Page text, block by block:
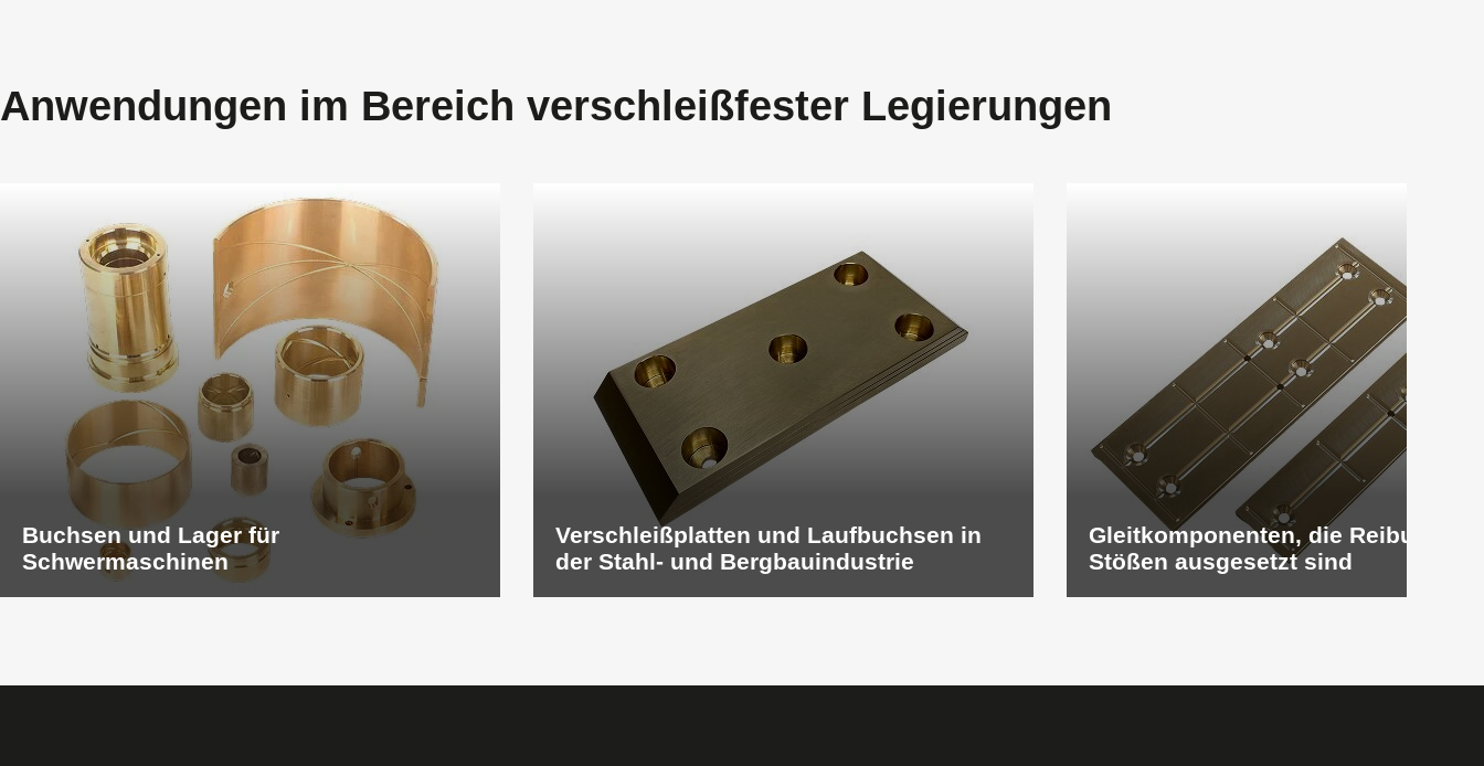
Anwendungen im Bereich verschleißfester Legierungen
Buchsen und Lager für
Schwermaschinen
Verschleißplatten und Laufbuchsen in
der Stahl- und Bergbauindustrie
Gleitkomponenten, die Reibung
Stößen ausgesetzt sind